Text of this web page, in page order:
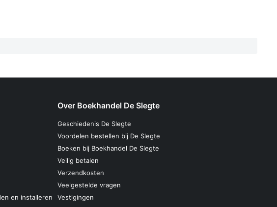
en installeren
Over Boekhandel De Slegte
Geschiedenis De Slegte
Voordelen bestellen bij De Slegte
Boeken bij Boekhandel De Slegte
Veilig betalen
Verzendkosten
Veelgestelde vragen
Vestigingen